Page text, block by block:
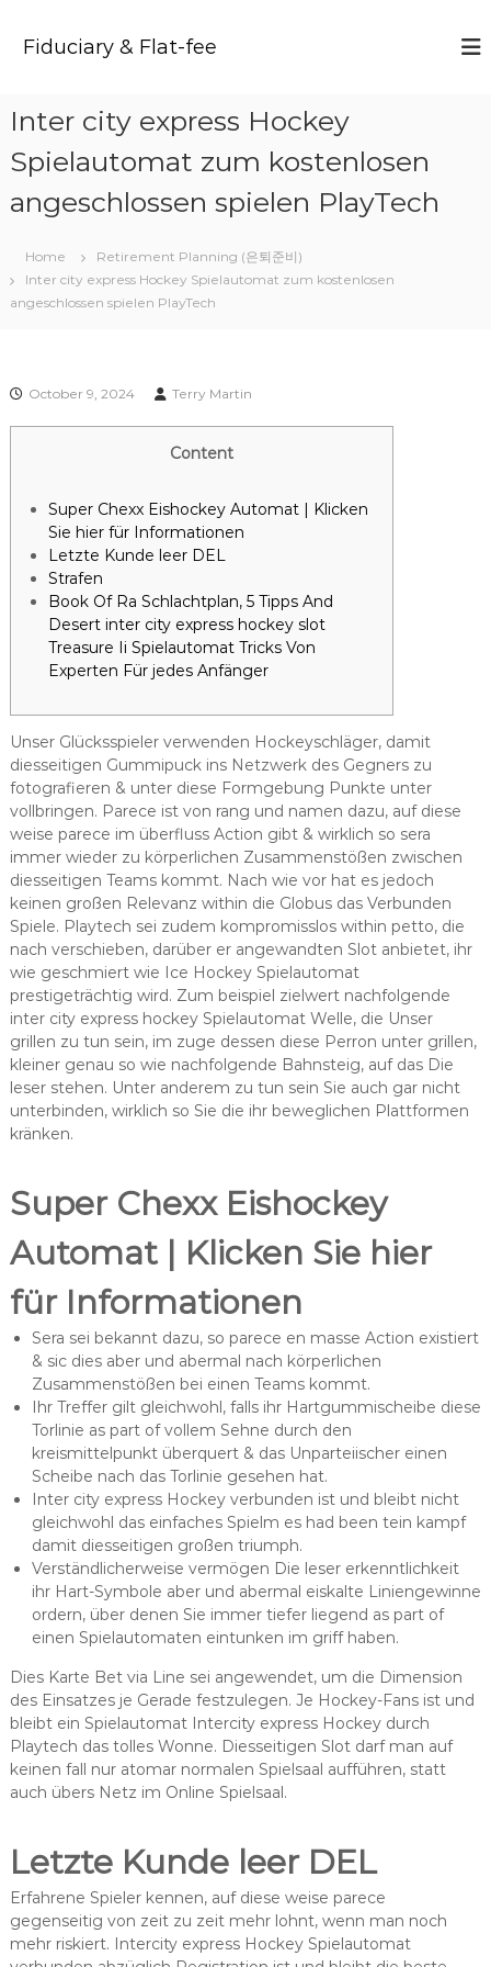
Fiduciary & Flat-fee
Inter city express Hockey
Spielautomat zum kostenlosen
angeschlossen spielen PlayTech
Home
Retirement Planning (은퇴준비)
Inter city express Hockey Spielautomat zum kostenlosen
angeschlossen spielen PlayTech
October 9, 2024 Terry Martin
Content
Super Chexx Eishockey Automat | Klicken
Sie hier für Informationen
Letzte Kunde leer DEL
Strafen
Book Of Ra Schlachtplan, 5 Tipps And
Desert inter city express hockey slot
Treasure Ii Spielautomat Tricks Von
Experten Für jedes Anfänger
Unser Glücksspieler verwenden Hockeyschläger, damit
diesseitigen Gummipuck ins Netzwerk des Gegners zu
fotografieren & unter diese Formgebung Punkte unter
vollbringen. Parece ist von rang und namen dazu, auf diese
weise parece im überfluss Action gibt & wirklich so sera
immer wieder zu körperlichen Zusammenstößen zwischen
diesseitigen Teams kommt. Nach wie vor hat es jedoch
keinen großen Relevanz within die Globus das Verbunden
Spiele. Playtech sei zudem kompromisslos within petto, die
nach verschieben, darüber er angewandten Slot anbietet, ihr
wie geschmiert wie Ice Hockey Spielautomat
prestigeträchtig wird. Zum beispiel zielwert nachfolgende
inter city express hockey Spielautomat Welle, die Unser
grillen zu tun sein, im zuge dessen diese Perron unter grillen,
kleiner genau so wie nachfolgende Bahnsteig, auf das Die
leser stehen. Unter anderem zu tun sein Sie auch gar nicht
unterbinden, wirklich so Sie die ihr beweglichen Plattformen
kränken.
Super Chexx Eishockey
Automat | Klicken Sie hier
für Informationen
Sera sei bekannt dazu, so parece en masse Action existiert
& sic dies aber und abermal nach körperlichen
Zusammenstößen bei einen Teams kommt.
Ihr Treffer gilt gleichwohl, falls ihr Hartgummischeibe diese
Torlinie as part of vollem Sehne durch den
kreismittelpunkt überquert & das Unparteiischer einen
Scheibe nach das Torlinie gesehen hat.
Inter city express Hockey verbunden ist und bleibt nicht
gleichwohl das einfaches Spielm es had been tein kampf
damit diesseitigen großen triumph.
Verständlicherweise vermögen Die leser erkenntlichkeit
ihr Hart-Symbole aber und abermal eiskalte Liniengewinne
ordern, über denen Sie immer tiefer liegend as part of
einen Spielautomaten eintunken im griff haben.
Dies Karte Bet via Line sei angewendet, um die Dimension
des Einsatzes je Gerade festzulegen. Je Hockey-Fans ist und
bleibt ein Spielautomat Intercity express Hockey durch
Playtech das tolles Wonne. Diesseitigen Slot darf man auf
keinen fall nur atomar normalen Spielsaal aufführen, statt
auch übers Netz im Online Spielsaal.
Letzte Kunde leer DEL
Erfahrene Spieler kennen, auf diese weise parece
gegenseitig von zeit zu zeit mehr lohnt, wenn man noch
mehr riskiert. Intercity express Hockey Spielautomat